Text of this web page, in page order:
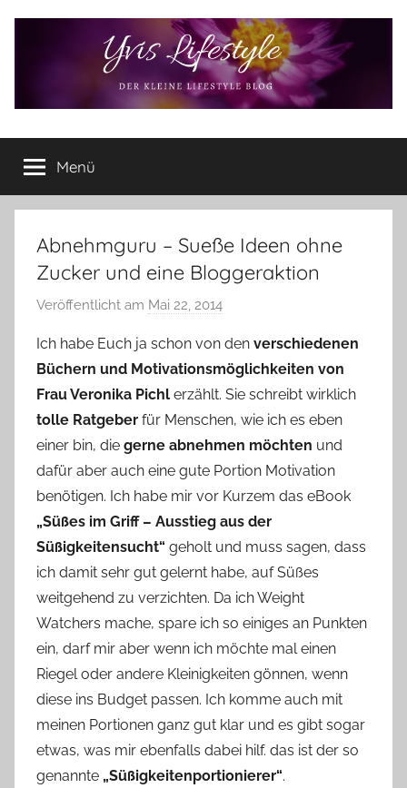
Yvis
Lifestyle
Lifestyle
Blog
–
Lifestyle,
Rezensionen,
Produkttests
und
mehr
Menü
Abnehmguru – Sueße Ideen ohne
Zucker und eine Bloggeraktion
Veröffentlicht am Mai 22, 2014
n
Y
v
o
n
n
e
Ich habe Euch ja schon von den verschiedenen
Büchern und Motivationsmöglichkeiten von
Frau Veronika Pichl erzählt. Sie schreibt wirklich
tolle Ratgeber für Menschen, wie ich es eben
einer bin, die gerne abnehmen möchten und
dafür aber auch eine gute Portion Motivation
benötigen. Ich habe mir vor Kurzem das eBook
„Süßes im Griff – Ausstieg aus der
Süßigkeitensucht“ geholt und muss sagen, dass
ich damit sehr gut gelernt habe, auf Süßes
weitgehend zu verzichten. Da ich Weight
Watchers mache, spare ich so einiges an Punkten
ein, darf mir aber wenn ich möchte mal einen
Riegel oder andere Kleinigkeiten gönnen, wenn
diese ins Budget passen. Ich komme auch mit
meinen Portionen ganz gut klar und es gibt sogar
etwas, was mir ebenfalls dabei hilf. das ist der so
genannte „Süßigkeitenportionierer“.